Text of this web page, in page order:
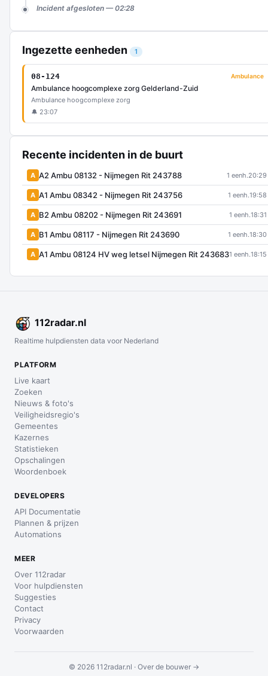
Incident afgesloten — 02:28
Ingezette eenheden 1
08-124 Ambulance
Ambulance hoogcomplexe zorg Gelderland-Zuid
Ambulance hoogcomplexe zorg
🔔 23:07
Recente incidenten in de buurt
A A2 Ambu 08132 - Nijmegen Rit 243788 1 eenh.20:29
A A1 Ambu 08342 - Nijmegen Rit 243756 1 eenh.19:58
A B2 Ambu 08202 - Nijmegen Rit 243691 1 eenh.18:31
A B1 Ambu 08117 - Nijmegen Rit 243690 1 eenh.18:30
A A1 Ambu 08124 HV weg letsel Nijmegen Rit 2436831 eenh.18:15
112radar.nl
Realtime hulpdiensten data voor Nederland
PLATFORM
Live kaart
Zoeken
Nieuws & foto's
Veiligheidsregio's
Gemeentes
Kazernes
Statistieken
Opschalingen
Woordenboek
DEVELOPERS
API Documentatie
Plannen & prijzen
Automations
MEER
Over 112radar
Voor hulpdiensten
Suggesties
Contact
Privacy
Voorwaarden
© 2026 112radar.nl · Over de bouwer →